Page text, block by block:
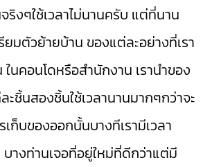
งๆใช้เวลาไม่นานครับ แต่ที่นาน
ยมตัวย้ายบ้าน ของแต่ละอย่างที่เรา
ในคอนโดหรือสำนักงาน เรานำของ
ะชิ้นสองชิ้นใช้เวลานานมากๆกว่าจะ
ก็บของออกนั้นบางทีเรามีเวลา
างท่านเจอที่อยู่ใหม่ที่ดีกว่าแต่มี